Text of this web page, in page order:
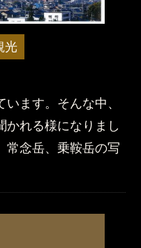
光
ます。そんな中、
かれる様になりまし
念岳、乗鞍岳の写